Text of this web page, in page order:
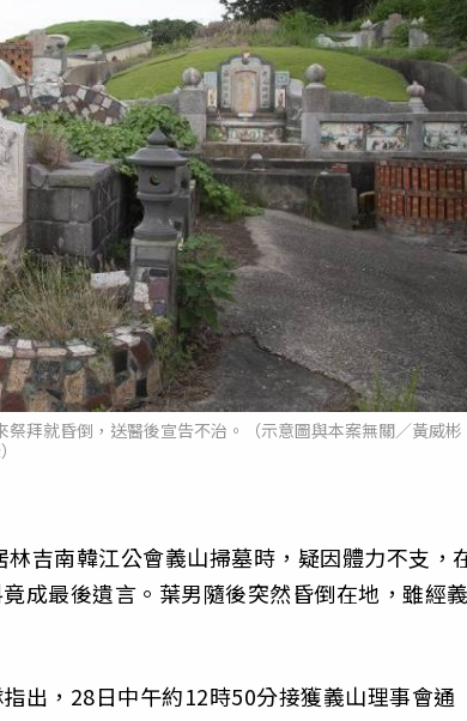
拜就昏倒，送醫後宣告不治。（示意圖與本案無關／黃威彬
吉南韓江公會義山掃墓時，疑因體力不支，
成最後遺言。葉男隨後突然昏倒在地，雖經
出，28日中午約12時50分接獲義山理事會通